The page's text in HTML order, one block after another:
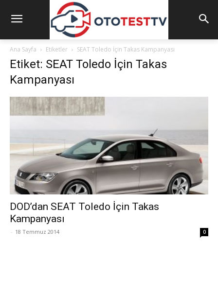
Ana Sayfa Etiketler SEAT Toledo İçin Takas Kampanyası
Etiket: SEAT Toledo İçin Takas
Kampanyası
DOD’dan SEAT Toledo İçin Takas
Kampanyası
- 18 Temmuz 2014 0